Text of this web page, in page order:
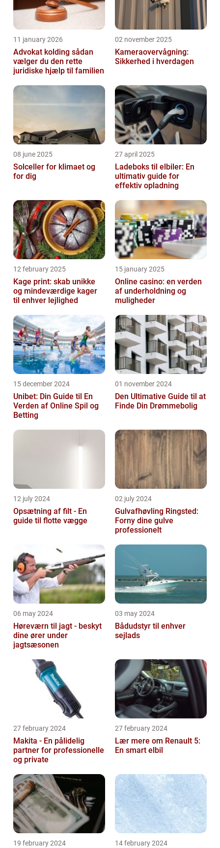
11 january 2026
Advokat kolding sådan
vælger du den rette
juridiske hjælp til familien
02 november 2025
Kameraovervågning:
Sikkerhed i hverdagen
08 june 2025
Solceller for klimaet og
for dig
27 april 2025
Ladeboks til elbiler: En
ultimativ guide for
effektiv opladning
12 february 2025
Kage print: skab unikke
og mindeværdige kager
til enhver lejlighed
15 january 2025
Online casino: en verden
af underholdning og
muligheder
15 december 2024
Unibet: Din Guide til En
Verden af Online Spil og
Betting
01 november 2024
Den Ultimative Guide til at
Finde Din Drømmebolig
12 july 2024
Opsætning af filt - En
guide til flotte vægge
02 july 2024
Gulvafhøvling Ringsted:
Forny dine gulve
professionelt
06 may 2024
Høreværn til jagt - beskyt
dine ører under
jagtsæsonen
03 may 2024
Bådudstyr til enhver
sejlads
27 february 2024
Makita - En pålidelig
partner for professionelle
og private
27 february 2024
Lær mere om Renault 5:
En smart elbil
19 february 2024 14 february 2024